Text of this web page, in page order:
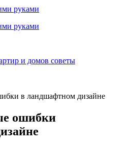
руками
руками
и домов советы
в ландшафтном дизайне
ошибки